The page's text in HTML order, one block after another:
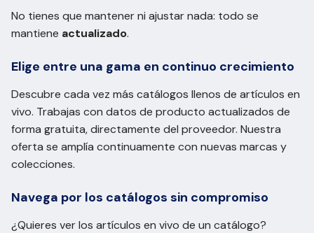
No tienes que mantener ni ajustar nada: todo se
mantiene actualizado.
Elige entre una gama en continuo crecimiento
Descubre cada vez más catálogos llenos de artículos en
vivo. Trabajas con datos de producto actualizados de
forma gratuita, directamente del proveedor. Nuestra
oferta se amplía continuamente con nuevas marcas y
colecciones.
Navega por los catálogos sin compromiso
¿Quieres ver los artículos en vivo de un catálogo?